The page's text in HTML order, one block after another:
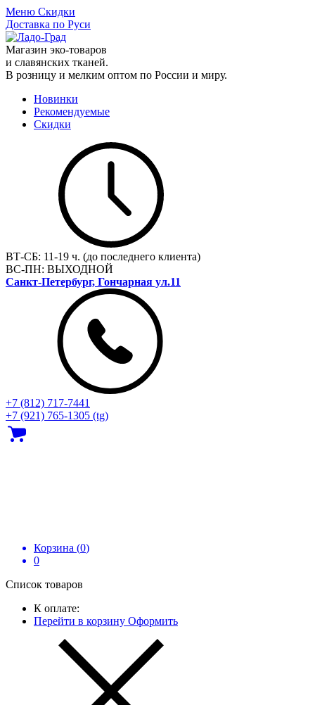
Меню Скидки
Доставка по Руси
Магазин эко-товаров
и славянских тканей.
В розницу и мелким оптом по России и миру.
Новинки
Рекомендуемые
Скидки
ВТ-СБ: 11-19 ч. (до последнего клиента)
ВС-ПН: ВЫХОДНОЙ
Санкт-Петербург, Гончарная ул.11
+7 (812) 717‑7441
+7 (921) 765-1305 (tg)
Корзина (0)
0
Список товаров
К оплате:
Перейти в корзину Оформить